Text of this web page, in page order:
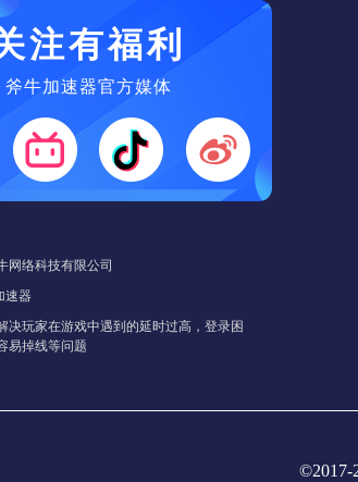
注有福利
斧牛加速器官方媒体
网络科技有限公司
速器
决玩家在游戏中遇到的延时过高，登录困
易掉线等问题
©2017-